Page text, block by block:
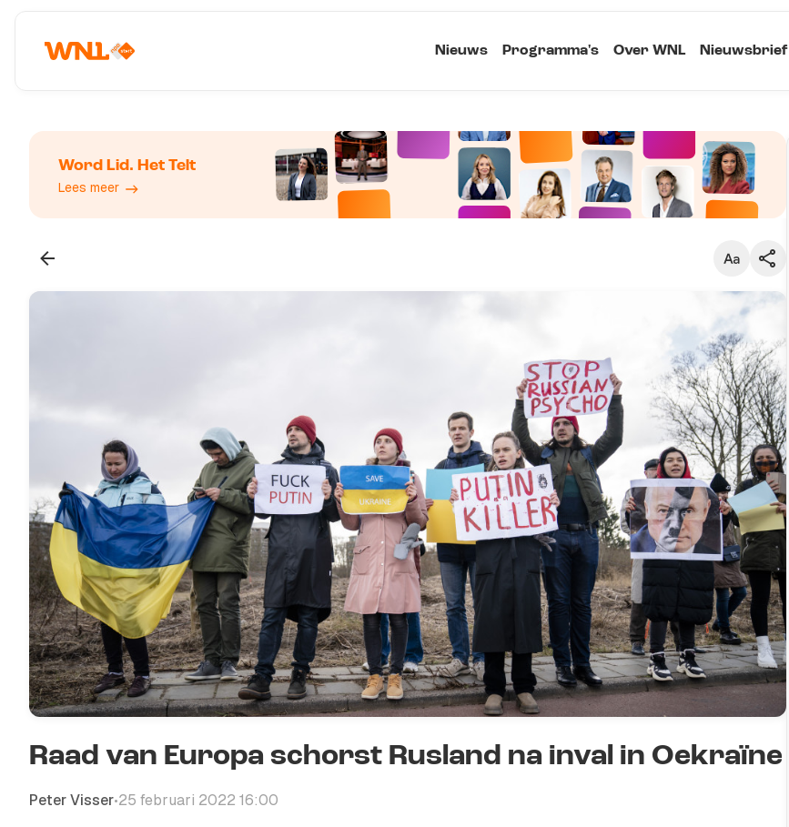
Nieuws Programma's Over WNL Nieuwsbrief
Word Lid. Het Telt
Lees meer
Klein
Standaard
Groot
Kopieer link
Raad van Europa schorst Rusland na inval in Oekraïne
Peter Visser•25 februari 2022 16:00